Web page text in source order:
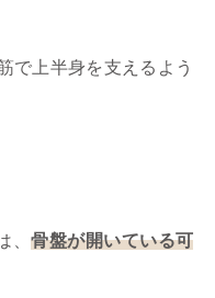
で上半身を支えるよう
、 骨盤が開いている可